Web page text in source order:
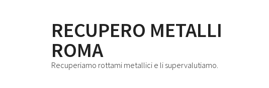
RECUPERO METALLI
ROMA
Recuperiamo rottami metallici e li supervalutiamo.